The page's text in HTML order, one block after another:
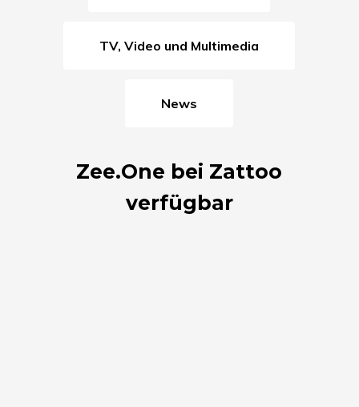
TV, Video und Multimedia
News
Zee.One bei Zattoo
verfügbar